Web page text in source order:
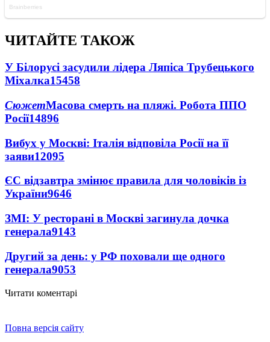
ЧИТАЙТЕ ТАКОЖ
У Білорусі засудили лідера Ляпіса Трубецького
Міхалка15458
СюжетМасова смерть на пляжі. Робота ППО
Росії14896
Вибух у Москві: Італія відповіла Росії на її
заяви12095
ЄС відзавтра змінює правила для чоловіків із
України9646
ЗМІ: У ресторані в Москві загинула дочка
генерала9143
Другий за день: у РФ поховали ще одного
генерала9053
Читати коментарі
Повна версія сайту